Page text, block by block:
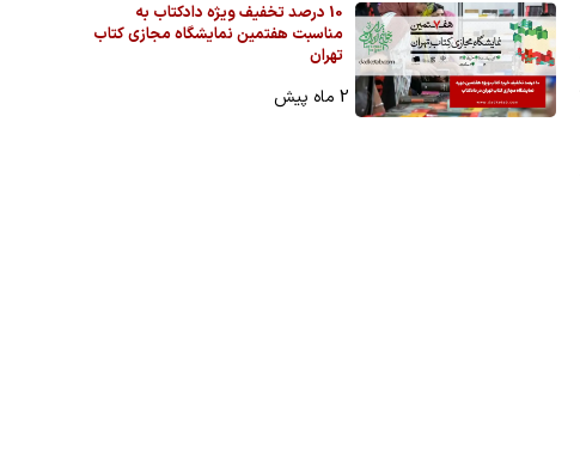
10 درصد تخفیف ویژه دادکتاب به
مناسبت هفتمین نمایشگاه مجازی کتاب
تهران
2 ماه پیش